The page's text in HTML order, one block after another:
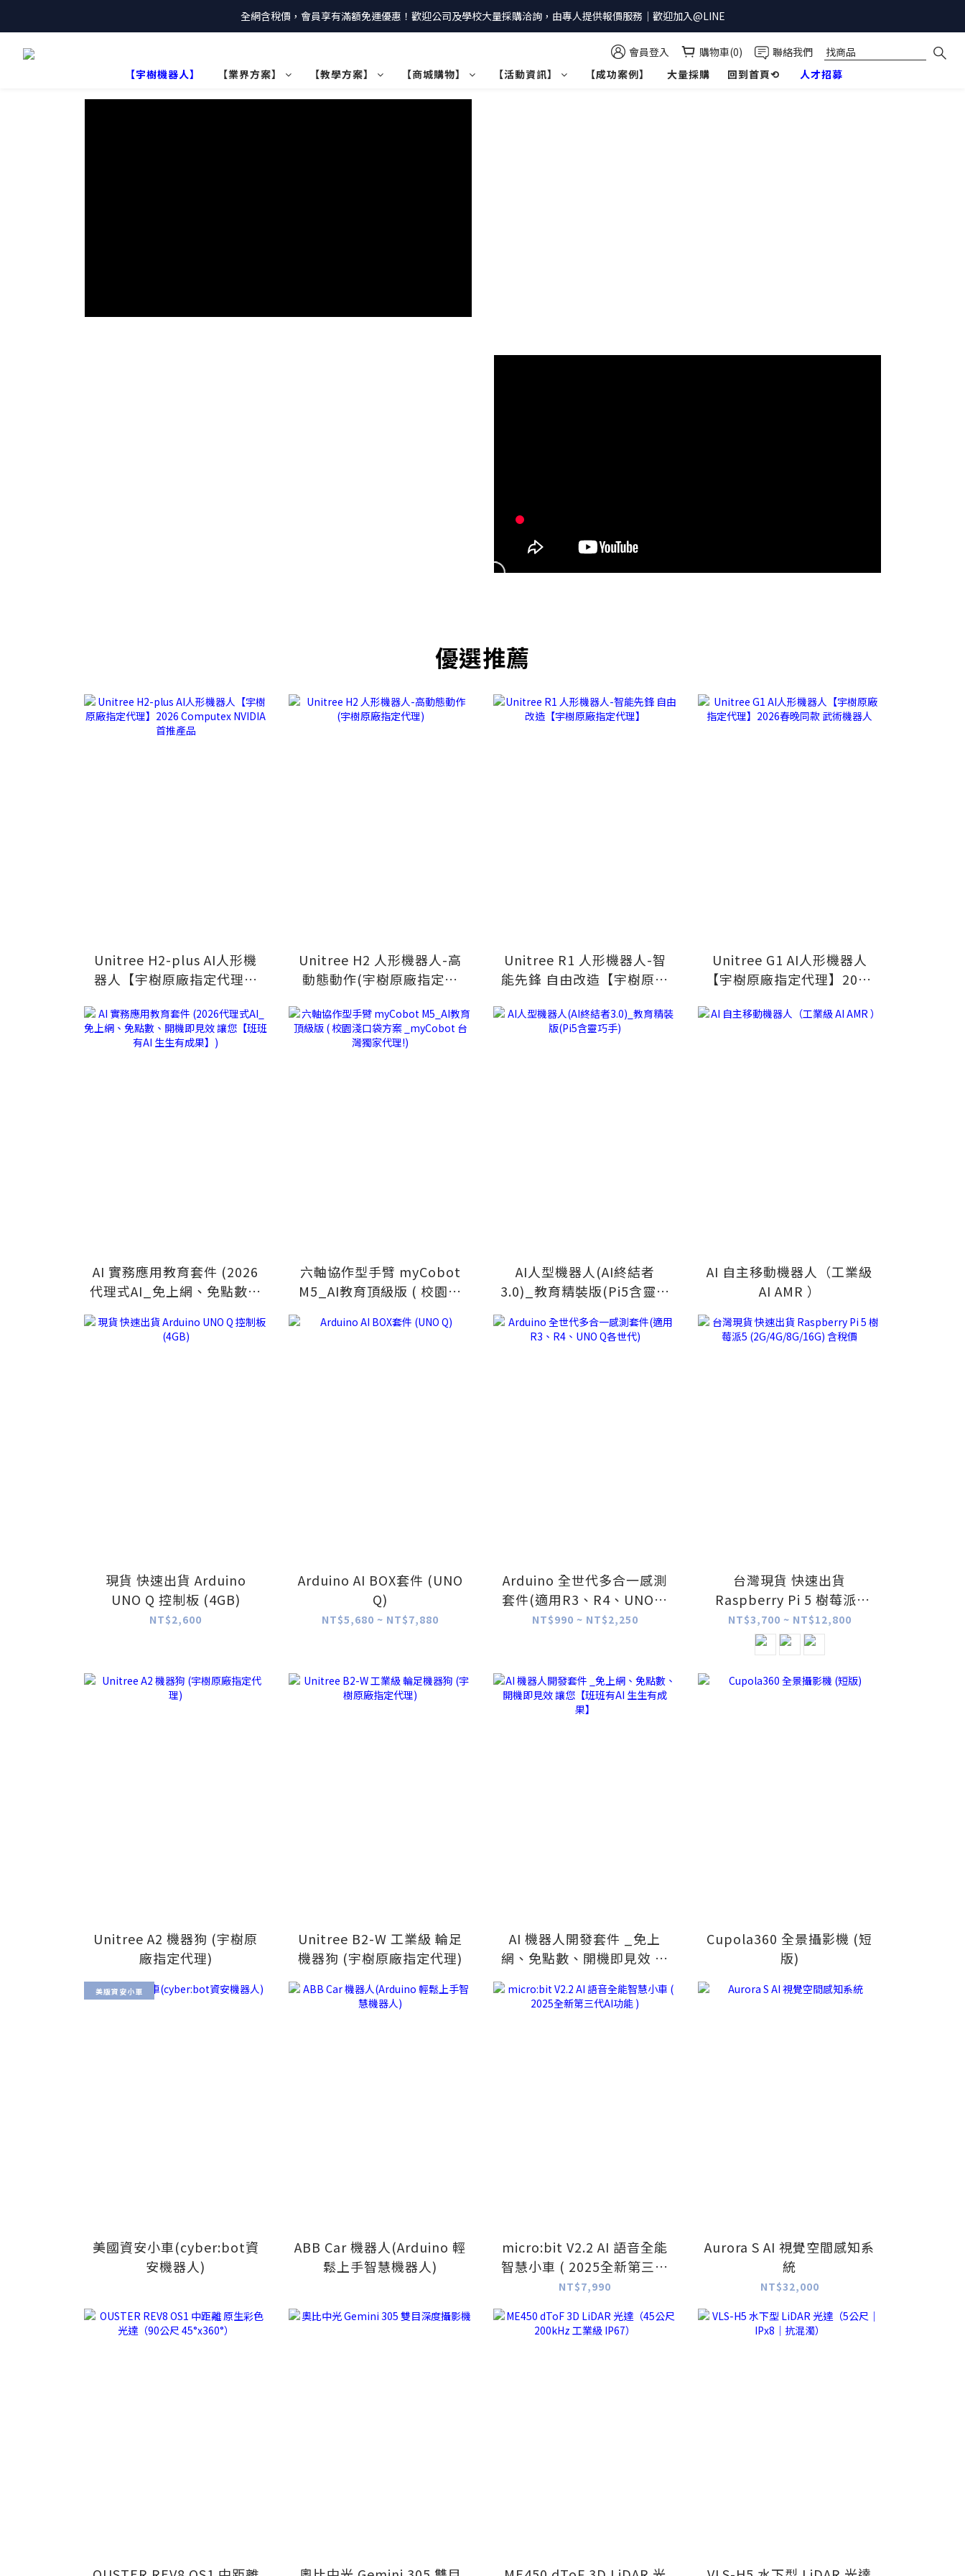
全網含稅價，會員享有滿額免運優惠！歡迎公司及學校大量採購洽詢，由專人提供報價服務｜歡迎加入@LINE
會員登入 購物車(0)
聯絡我們
【宇樹機器人】
【業界方案】 【教學方案】 【商城購物】 【活動資訊】 【成功案例】 大量採購 回到首頁⟲ 人才招募
優選推薦
Unitree H2-plus AI人形機
器人【宇樹原廠指定代理】
推產品
Unitree H2 人形機器人-高
動態動作(宇樹原廠指定代
Unitree R1 人形機器人-智
能先鋒 自由改造【宇樹原廠
Unitree G1 AI人形機器人
【宇樹原廠指定代理】2026
AI 實務應用教育套件 (2026
代理式AI_免上網、免點數、
生生有成果】)
六軸協作型手臂 myCobot
M5_AI教育頂級版 ( 校園淺
獨家代理!)
AI人型機器人(AI終結者
3.0)_教育精裝版(Pi5含靈巧
AI 自主移動機器人（工業級
AI AMR ）
現貨 快速出貨 Arduino
UNO Q 控制板 (4GB)
NT$2,600
Arduino AI BOX套件 (UNO
Q)
NT$5,680 ~ NT$7,880
Arduino 全世代多合一感測
套件(適用R3、R4、UNO Q
各世代)
NT$990 ~ NT$2,250
台灣現貨 快速出貨
Raspberry Pi 5 樹莓派5
(2G/4G/8G/16G) 含稅價
NT$3,700 ~ NT$12,800
Unitree A2 機器狗 (宇樹原
廠指定代理)
Unitree B2-W 工業級 輪足
機器狗 (宇樹原廠指定代理)
AI 機器人開發套件 _免上
網、免點數、開機即見效 讓
Cupola360 全景攝影機 (短
版)
美版資安小車
美國資安小車(cyber:bot資
安機器人)
ABB Car 機器人(Arduino 輕
鬆上手智慧機器人)
micro:bit V2.2 AI 語音全能
智慧小車 ( 2025全新第三代
AI功能 )
NT$7,990
Aurora S AI 視覺空間感知系
統
NT$32,000